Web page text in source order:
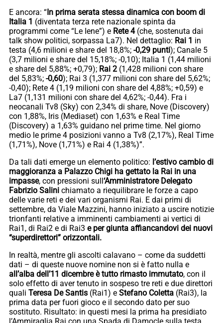
E ancora: “In prima serata stessa dinamica con boom di
Italia 1 (diventata terza rete nazionale spinta da
programmi come “Le Iene”) e Rete 4(che, sostenuta dai
talk show politici, sorpassa La7). Nel dettaglio: Rai 1 in
testa (4,6 milioni e share del 18,8%; -0,29 punti); Canale 5
(3,7 milioni e share del 15,18%; -0,10); Italia 1 (1,44 milioni
e share del 5,88%; +0,79); Rai 2 (1,428 milioni con share
del 5,83%; -0,60); Rai 3 (1,377 milioni con share del 5,62%;
-0,40); Rete 4 (1,19 milioni con share del 4,88%; +0,59) e
La7 (1,131 milioni con share del 4,62%; -0,44). Fra i
neocanali Tv8 (Sky) con 2,34% di share, Nove (Discovery)
con 1,88%, Iris (Mediaset) con 1,63% e Real Time
(Discovery) a 1,63% guidano nel prime time. Nel giorno
medio le prime 4 posizioni vanno a Tv8 (2,17%), Real Time
(1,71%), Nove (1,71%) e Rai 4 (1,38%)”.
Da tali dati emerge un elemento politico: l’estivo cambio di
maggioranza a Palazzo Chigi ha gettato la Rai in una
impasse, con pressioni sull‘Amministratore Delegato
Fabrizio Salini chiamato a riequilibrare le forze a capo
delle varie reti e dei vari organismi Rai. E dai primi di
settembre, da Viale Mazzini, hanno iniziato a uscire notizie
trionfanti relative a imminenti cambiamenti ai vertici di
Rai1, di Rai2 e di Rai3 e per giunta affiancandovi dei nuovi
“superdirettori” orizzontali.
In realtà, mentre gli ascolti calavano – come da suddetti
dati – di queste nuove nomine non si è fatto nulla e
all’alba dell’11 dicembre è tutto rimasto immutato, con il
solo effetto di aver tenuto in sospeso tre reti e due direttori
quali Teresa De Santis (Rai1) e Stefano Coletta (Rai3), la
prima data per fuori gioco e il secondo dato per suo
sostituto. Risultato: in questi mesi la prima ha presidiato